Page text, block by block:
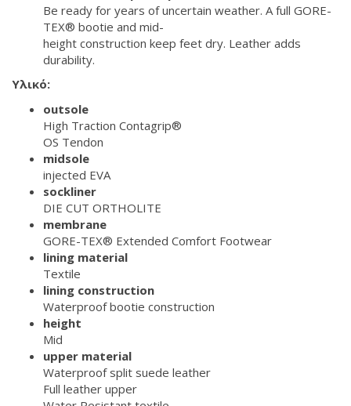
Be ready for years of uncertain weather. A full GORE-
TEX® bootie and mid-
height construction keep feet dry. Leather adds
durability.
Υλικό:
outsole
High Traction Contagrip®
OS Tendon
midsole
injected EVA
sockliner
DIE CUT ORTHOLITE
membrane
GORE-TEX® Extended Comfort Footwear
lining material
Textile
lining construction
Waterproof bootie construction
height
Mid
upper material
Waterproof split suede leather
Full leather upper